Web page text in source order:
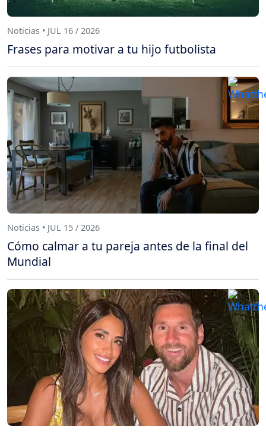
Noticias • JUL 16 / 2026
Frases para motivar a tu hijo futbolista
Noticias • JUL 15 / 2026
Cómo calmar a tu pareja antes de la final del
Mundial